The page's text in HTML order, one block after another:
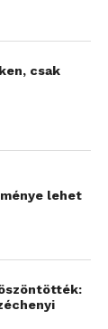
csak
lehet